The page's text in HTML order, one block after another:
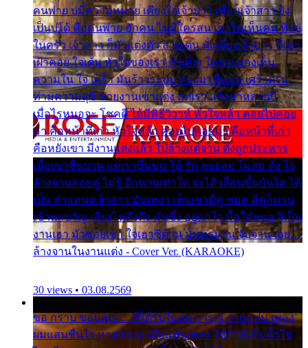
คนพ่าย บ่มีความหมาย เคียงใจเจ้าบ่าว เพื่อนเจ้าสาว ยัง
เป็นบ่ได้ คือคนพ่าย ฮักคน ไม่มีใครสน เขาไม่เห็นคน ที่อยู่
ในครัว เจ้าสาว ก็มัวแต่งตัว สวยเด่น นั่งเคียงเจ้าบ่าว ที่เขา
เฝ้าคอย ใจเต้น หัวใจของเรา ลำเค็ญ ใครจะมองเห็น
ความใน ใจ เศร้า มันร้าวระบม ต้องมาขื่นขม เศร้าตรม
ท่ามความสุขี ช่วยงานเขาแต่ง แต่เรา แล้งมาหลายปี
เมื่อไรหนอจะ โชคดี ได้มีพิธีวิวาห์ หัวใจหล้า คอยไปคอย
มา คือหน้าที่เก่า หัวใจหล้า คอยไปคอยมา คือหน้าที่เก่า
คือหยังเขา มีงานแต่งแล้ว ไปล้างแต่จาน ดั่งถูกประหาร
เมื่อเขาชื่นบาน แต่เราขื่นขม โอ้ รัก ลอยลม ไม่สม ดัง ใจ
ล้างจานคอยคู่ ไม่รู้ อีกนานเท่าใด จะได้ เลื่อนขั้นบันได ได้
เป็น ตำแหน่งเจ้าสาว มันเหงา เห็นเขามีคู่ ซมดู มีคู่ก็ม่วน
เข้าพาขวัญ เสียงโห่ตึงตึง มันซึ้ง อยู่แก่ใจ มื้อใด๋หนอ สิเป็น
งานเฮา มัวซอยเขา ใจเฮาซิด้าน มันทรมาน จับจาน เอย…
ล้างจานในงานแต่ง - Cover Ver. (KARAOKE)
30 views • 03.08.2569
ขอ กราบ ขอบคุณ.... ที่ได้รับไออุ่น การุณ จากแฟน เพลง
ผมแสนชื่นใจ หายวังเวง เมื่อแฟนเพลง ให้กำลังใจ น้ำใจ